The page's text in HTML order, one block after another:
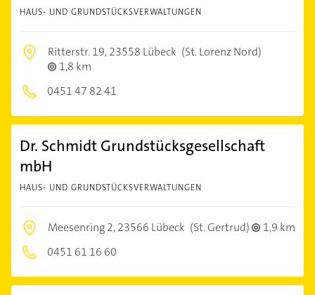
HAUS- UND GRUNDSTÜCKSVERWALTUNGEN
Ritterstr. 19,23558 Lübeck (St. Lorenz Nord)
1,8 km
0451 47 82 41
Dr. Schmidt Grundstücksgesellschaft
mbH
HAUS- UND GRUNDSTÜCKSVERWALTUNGEN
Meesenring 2,23566 Lübeck (St. Gertrud)
1,9 km
0451 61 16 60